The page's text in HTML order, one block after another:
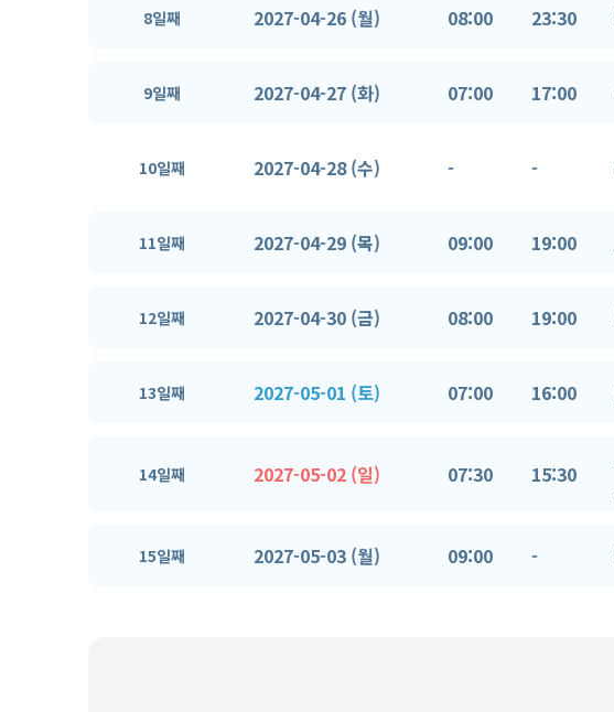
8일째 2027-04-26 (월) 08:00 23:30
9일째 2027-04-27 (화) 07:00 17:00
10일째 2027-04-28 (수) - -
11일째 2027-04-29 (목) 09:00 19:00
12일째 2027-04-30 (금) 08:00 19:00
13일째 2027-05-01 (토) 07:00 16:00
14일째 2027-05-02 (일) 07:30 15:30
15일째 2027-05-03 (월) 09:00 -